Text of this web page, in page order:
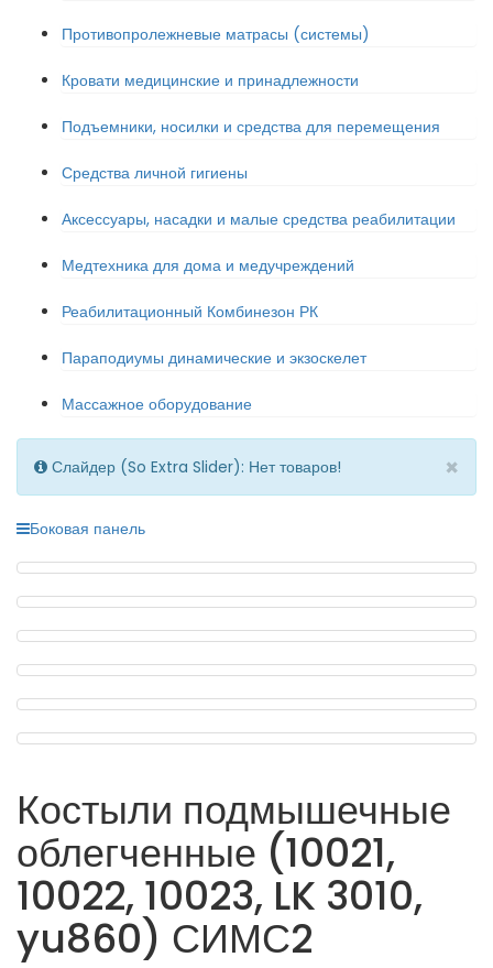
Противопролежневые матрасы (системы)
Кровати медицинские и принадлежности
Подъемники, носилки и средства для перемещения
Средства личной гигиены
Аксессуары, насадки и малые средства реабилитации
Медтехника для дома и медучреждений
Реабилитационный Комбинезон РК
Параподиумы динамические и экзоскелет
Массажное оборудование
Слайдер (So Extra Slider): Нет товаров! ×
Боковая панель
Костыли подмышечные
облегченные (10021,
10022, 10023, LK 3010,
yu860) СИМС2